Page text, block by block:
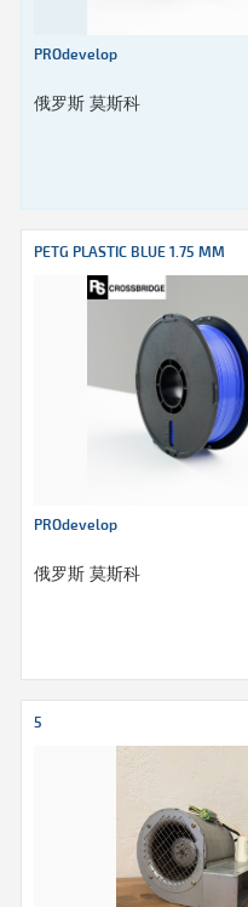
PROdevelop
俄罗斯 莫斯科
PETG PLASTIC BLUE 1.75 MM
PROdevelop
俄罗斯 莫斯科
5